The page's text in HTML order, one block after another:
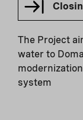
The Project
water to
system